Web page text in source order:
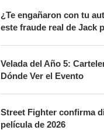
¿Te engañaron con tu
este fraude real de Jack
Velada del Año 5:
Dónde Ver el Evento
Street Fighter confirma
película de 2026